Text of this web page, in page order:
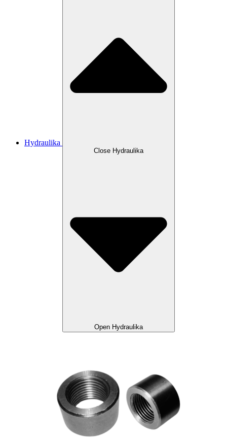
Hydraulika
Close Hydraulika
Open Hydraulika